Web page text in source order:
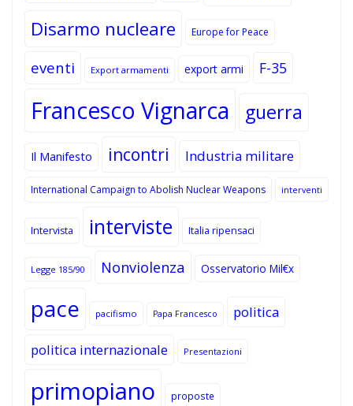
Disarmo nucleare Europe for Peace
eventi Export armamenti export armi F-35
Francesco Vignarca guerra
Il Manifesto incontri Industria militare
International Campaign to Abolish Nuclear Weapons interventi
Intervista interviste Italia ripensaci
Legge 185/90 Nonviolenza Osservatorio Mil€x
pace pacifismo Papa Francesco politica
politica internazionale Presentazioni
primopiano proposte